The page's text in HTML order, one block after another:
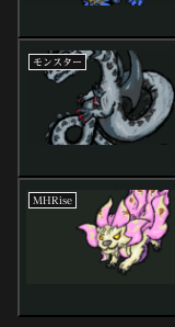
モンスター
MHRise